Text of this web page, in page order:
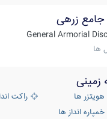
زرهی
General Armorial
ها
راکت انداز
انداز ها